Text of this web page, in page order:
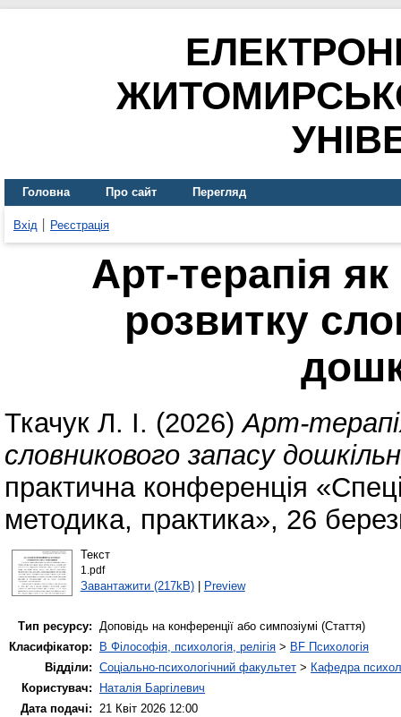
Головна Про сайт Перегляд
Вхід Реєстрація
Арт-терапія як
розвитку
Ткачук Л. І. (2026)Арт-
словникового запасу
практична конференція
методика, практика», 26
Текст
1.pdf
Завантажити (217kB)| Preview
Тип ресурсу: Доповідь на конференції або симпозіумі (Стаття)
Класифікатор:
B Філософія, психологія, релігія > BF Психологія
Відділи: Соціально-психологічний факультет > Кафедра
Користувач:
Наталія Баргілевич
Дата подачі: 21 Квіт 2026 12:00